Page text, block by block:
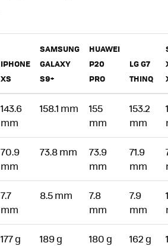
IPHONE
XS
SAMSUNG
GALAXY
S9+
HUAWEI
P20
PRO
LG G7
THINQ
143.6
mm
158.1 mm
155
mm
153.2
mm
70.9
mm
73.8 mm
73.9
mm
71.9
mm
7.7
mm
8.5 mm
7.8
mm
7.9
mm
177 g 189 g 180 g 162 g